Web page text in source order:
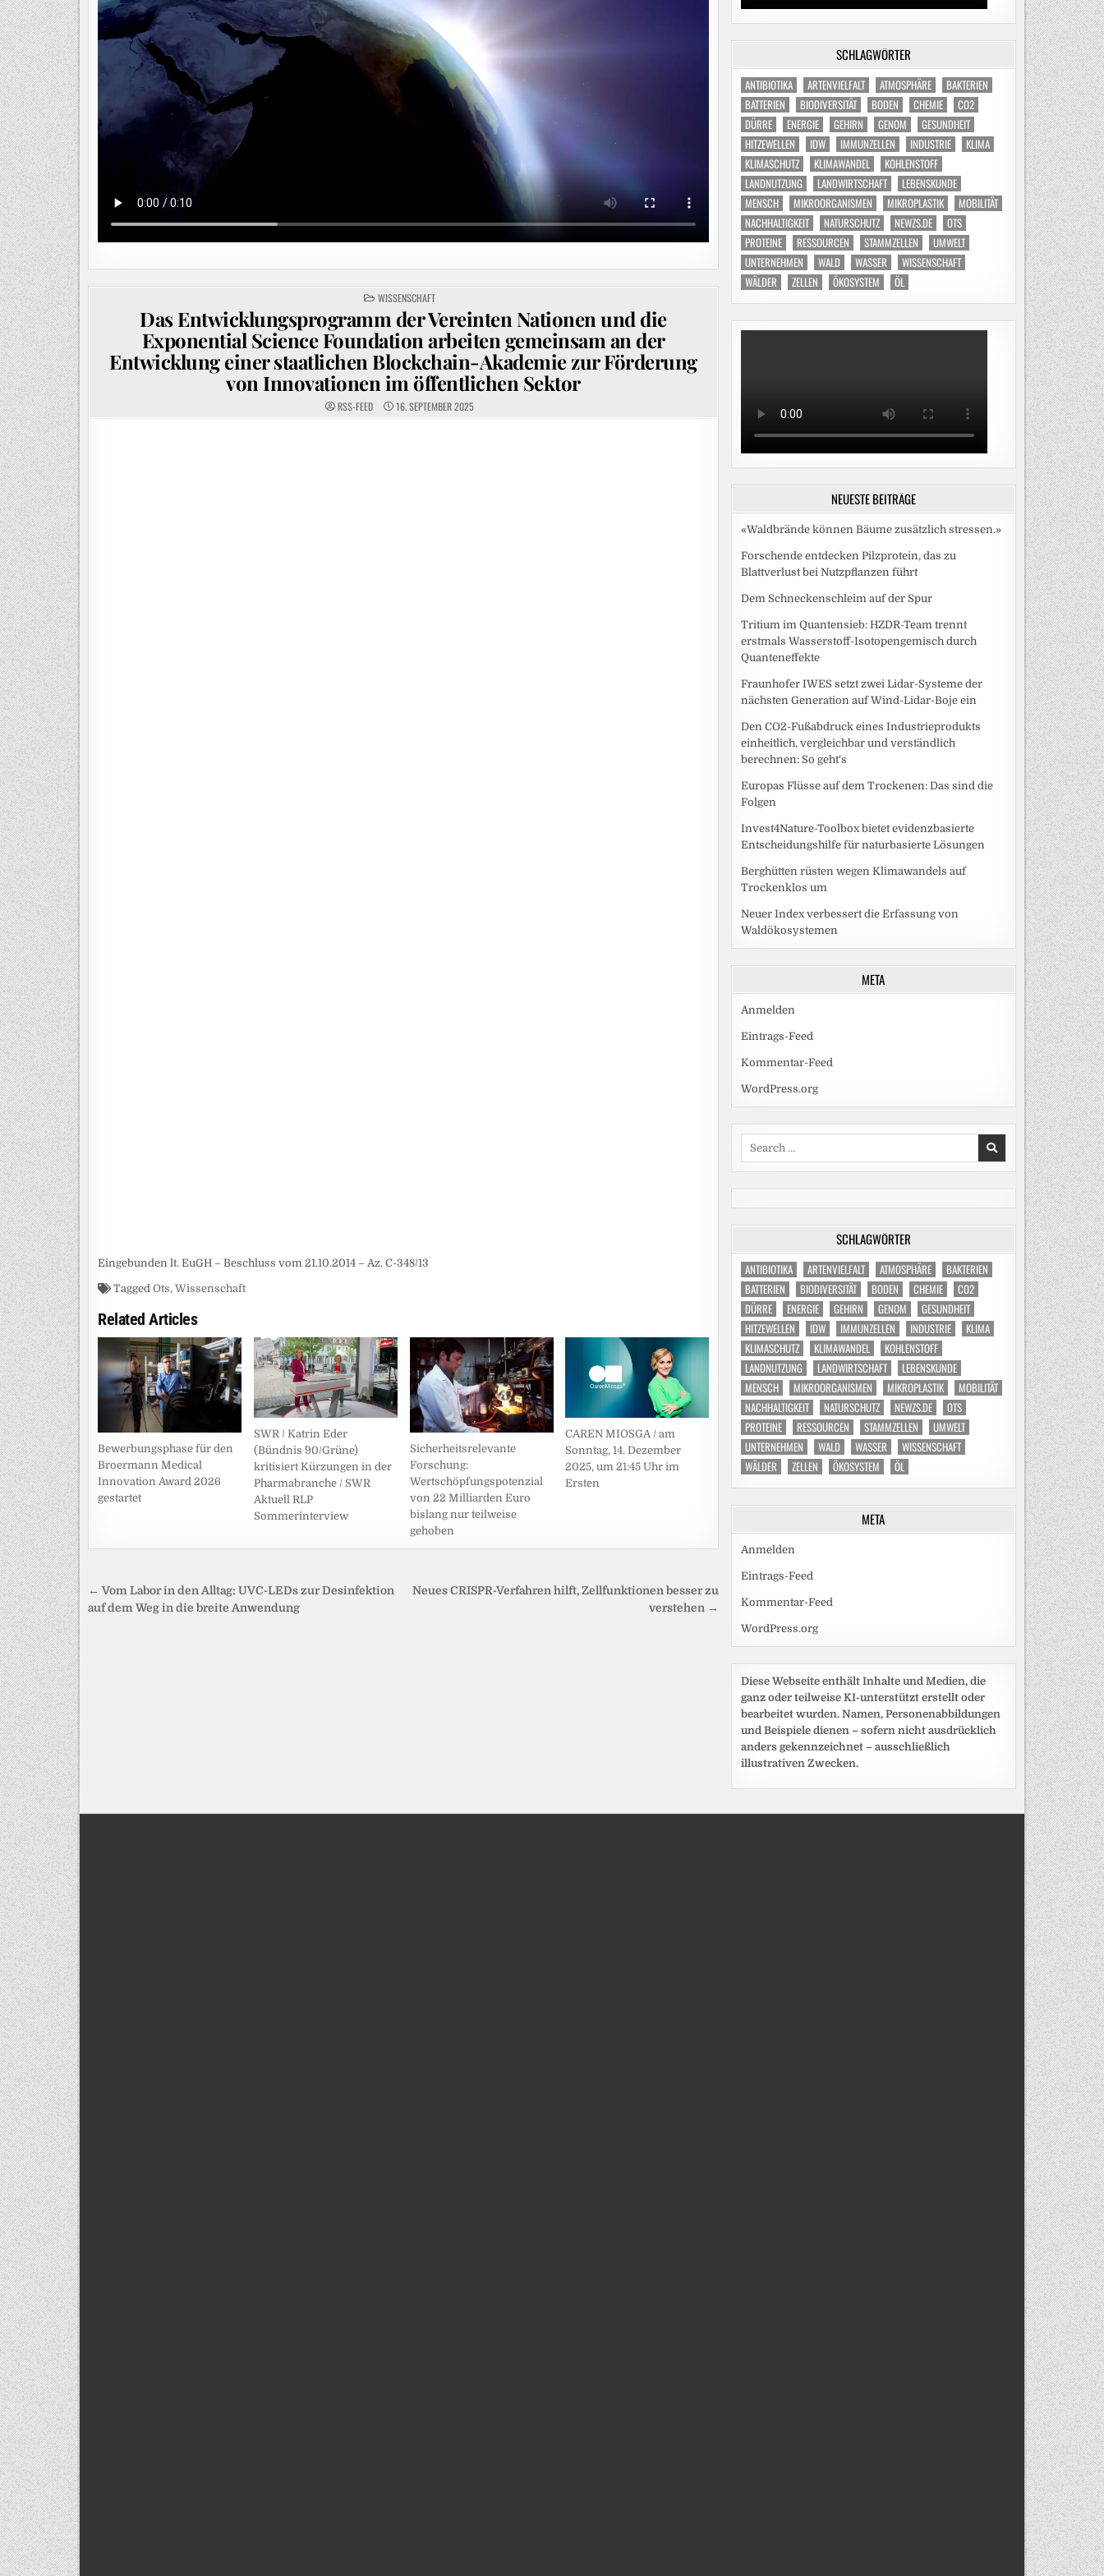
POSTED
IN
WISSENSCHAFT
Das Entwicklungsprogramm der Vereinten Nationen und die
Exponential Science Foundation arbeiten gemeinsam an der
Entwicklung einer staatlichen Blockchain-Akademie zur Förderung
von Innovationen im öffentlichen Sektor
RSS-FEED 16. SEPTEMBER 2025
Eingebunden lt. EuGH – Beschluss vom 21.10.2014 – Az. C-348/13
Tagged Ots, Wissenschaft
Related Articles
Bewerbungsphase für den
Broermann Medical
Innovation Award 2026
gestartet
SWR / Katrin Eder
(Bündnis `90/Grüne)
kritisiert Kürzungen in der
Pharmabranche / SWR
Aktuell RLP
Sommerinterview
Sicherheitsrelevante
Forschung:
Wertschöpfungspotenzial
von 22 Milliarden Euro
bislang nur teilweise
gehoben
CAREN MIOSGA / am
Sonntag, 14. Dezember
2025, um 21:45 Uhr im
Ersten
Beitragsnavigation
Neues CRISPR-Verfahren hilft, Zellfunktionen besser zu
verstehen →
← Vom Labor in den Alltag: UVC-LEDs zur Desinfektion
auf dem Weg in die breite Anwendung
SCHLAGWÖRTER
ANTIBIOTIKA ARTENVIELFALT ATMOSPHÄRE
BAKTERIEN
BATTERIEN
BIODIVERSITÄT BODEN CHEMIE
CO2
DÜRRE
ENERGIE GEHIRN GENOM
GESUNDHEIT
HITZEWELLEN
IDW IMMUNZELLEN INDUSTRIE
KLIMA
KLIMASCHUTZ
KLIMAWANDEL
KOHLENSTOFF
LANDNUTZUNG
LANDWIRTSCHAFT
LEBENSKUNDE
MENSCH
MIKROORGANISMEN MIKROPLASTIK
MOBILITÄT
NACHHALTIGKEIT
NATURSCHUTZ NEWZS.DE
OTS
PROTEINE
RESSOURCEN STAMMZELLEN
UMWELT
UNTERNEHMEN
WALD WASSER
WISSENSCHAFT
WÄLDER
ZELLEN ÖKOSYSTEM ÖL
NEUESTE BEITRÄGE
«Waldbrände können Bäume zusätzlich stressen.»
Forschende entdecken Pilzprotein, das zu
Blattverlust bei Nutzpflanzen führt
Dem Schneckenschleim auf der Spur
Tritium im Quantensieb: HZDR-Team trennt
erstmals Wasserstoff-Isotopengemisch durch
Quanteneffekte
Fraunhofer IWES setzt zwei Lidar-Systeme der
nächsten Generation auf Wind-Lidar-Boje ein
Den CO2-Fußabdruck eines Industrieprodukts
einheitlich, vergleichbar und verständlich
berechnen: So geht‘s
Europas Flüsse auf dem Trockenen: Das sind die
Folgen
Invest4Nature-Toolbox bietet evidenzbasierte
Entscheidungshilfe für naturbasierte Lösungen
Berghütten rüsten wegen Klimawandels auf
Trockenklos um
Neuer Index verbessert die Erfassung von
Waldökosystemen
META
Anmelden
Eintrags-Feed
Kommentar-Feed
WordPress.org
SCHLAGWÖRTER
ANTIBIOTIKA ARTENVIELFALT ATMOSPHÄRE
BAKTERIEN
BATTERIEN
BIODIVERSITÄT BODEN CHEMIE
CO2
DÜRRE
ENERGIE GEHIRN GENOM
GESUNDHEIT
HITZEWELLEN
IDW IMMUNZELLEN INDUSTRIE
KLIMA
KLIMASCHUTZ
KLIMAWANDEL
KOHLENSTOFF
LANDNUTZUNG
LANDWIRTSCHAFT
LEBENSKUNDE
MENSCH
MIKROORGANISMEN MIKROPLASTIK
MOBILITÄT
NACHHALTIGKEIT
NATURSCHUTZ NEWZS.DE
OTS
PROTEINE
RESSOURCEN STAMMZELLEN
UMWELT
UNTERNEHMEN
WALD WASSER
WISSENSCHAFT
WÄLDER
ZELLEN ÖKOSYSTEM ÖL
META
Anmelden
Eintrags-Feed
Kommentar-Feed
WordPress.org
Diese Webseite enthält Inhalte und Medien, die
ganz oder teilweise KI-unterstützt erstellt oder
bearbeitet wurden. Namen, Personenabbildungen
und Beispiele dienen – sofern nicht ausdrücklich
anders gekennzeichnet – ausschließlich
illustrativen Zwecken.